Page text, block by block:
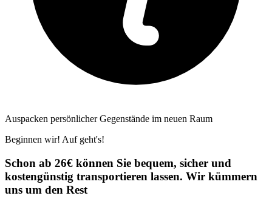
Auspacken persönlicher Gegenstände im neuen Raum
Beginnen wir! Auf geht's!
Schon ab 26€ können Sie bequem, sicher und
kostengünstig transportieren lassen. Wir kümmern
uns um den Rest